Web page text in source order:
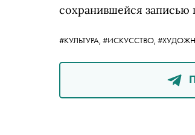
сохранившейся
#КУЛЬТУРА, #ИСКУССТВО,